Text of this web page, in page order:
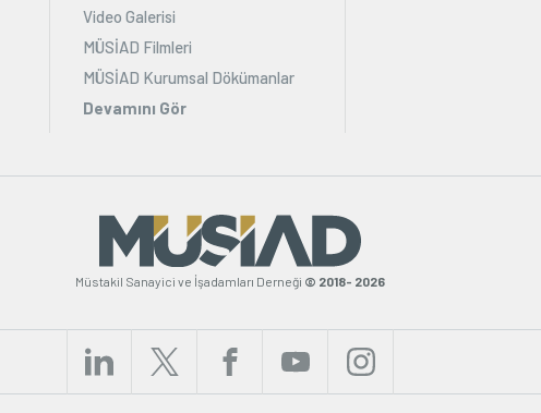
Video Galerisi
MÜSİAD Filmleri
MÜSİAD Kurumsal Dökümanlar
Devamını Gör
Müstakil Sanayici ve İşadamları Derneği © 2018- 2026